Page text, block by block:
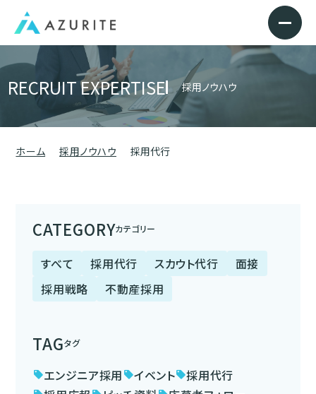
RECRUIT EXPERTISE 採用ノウハウ
ホーム 採用ノウハウ 採用代行
CATEGORYカテゴリー
すべて 採用代行 スカウト代行
面接
採用戦略
不動産採用
TAGタグ
sellエンジニア採用 sellイベントsell採用代行